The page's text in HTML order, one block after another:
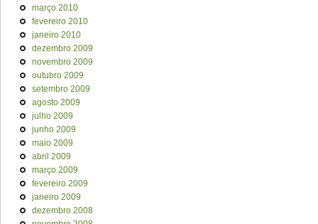
março 2010
fevereiro 2010
janeiro 2010
dezembro 2009
novembro 2009
outubro 2009
setembro 2009
agosto 2009
julho 2009
junho 2009
maio 2009
abril 2009
março 2009
fevereiro 2009
janeiro 2009
dezembro 2008